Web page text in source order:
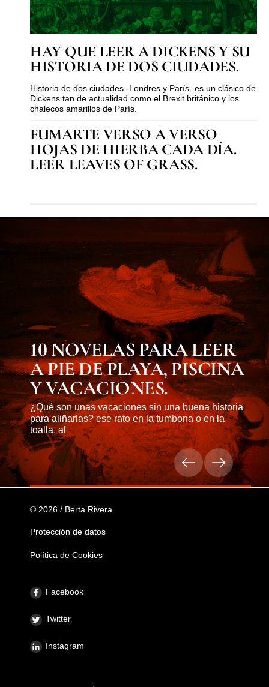
HAY QUE LEER A DICKENS Y SU
HISTORIA DE DOS CIUDADES.
Historia de dos ciudades -Londres y París- es un clásico de
Dickens tan de actualidad como el Brexit británico y los
chalecos amarillos de París.
FUMARTE VERSO A VERSO
HOJAS DE HIERBA CADA DÍA.
LEER LEAVES OF GRASS.
10 NOVELAS PARA LEER
A PIE DE PLAYA, PISCINA
Y VACACIONES.
¿Qué son unas vacaciones sin una buena historia
para aliñarlas? ese rato en la tumbona o en la
toalla, al
© 2026 / Berta Rivera
Protección de datos
Política de Cookies
Facebook
Twitter
Instagram